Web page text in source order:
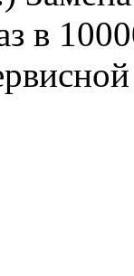
в